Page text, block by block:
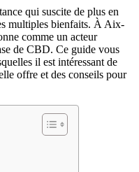
qui suscite de plus en
multiples bienfaits. À Aix-
comme un acteur
de CBD. Ce guide vous
il est intéressant de
offre et des conseils pour